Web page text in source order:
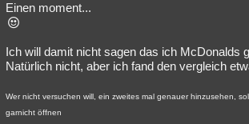
Einen moment...
Ich will damit nicht sagen das ich McDonalds
Natürlich nicht, aber ich fand den vergleich
Wer nicht versuchen will, ein zweites mal genauer hinzusehen,
garnicht öffnen